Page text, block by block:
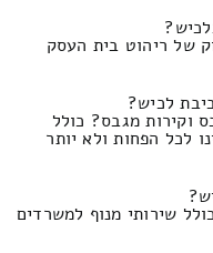
של ריהוט בית העסק
לכיש?
וקירות מגבס? כולל
לכל הפחות ולא יותר
שירותי מנוף למשרדים